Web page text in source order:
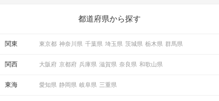
の楽しいことアイデアを集めました♪ いままさに楽しいことを探し
都道府県から探す
関東 東京都 神奈川県 千葉県 埼玉県 茨城県 栃木県 群馬県
関西 大阪府 京都府 兵庫県 滋賀県 奈良県 和歌山県
東海 愛知県 静岡県 岐阜県 三重県